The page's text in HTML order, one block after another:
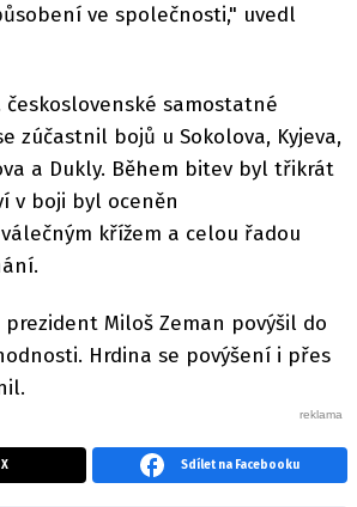
ve společnosti," uvedl
československé samostatné
zúčastnil bojů u Sokolova, Kyjeva,
a Dukly. Během bitev byl třikrát
v boji byl oceněn
křížem a celou řadou
Miloš Zeman povýšil do
Hrdina se povýšení i přes
Sdílet na Facebooku